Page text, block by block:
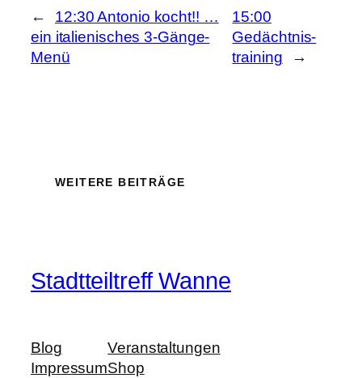
←
12:30 Antonio kocht!! …
ein italienisches 3-Gänge-
Menü
15:00
Gedächtnis-
training
→
WEITERE BEITRÄGE
Stadtteiltreff Wanne
Blog
Impressum
Veranstaltungen
Shop